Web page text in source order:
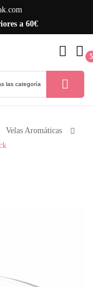
a 60€
5
Velas Aromáticas